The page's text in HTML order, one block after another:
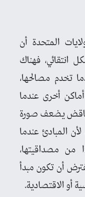
المتحدة أن
انتقائي، فهناك
تخدم مصالحها،
أخرى عندما
يضعف صورة
المبادئ عندما
من مصداقيتها،
أن تكون مبدأ
أو الاقتصادية.